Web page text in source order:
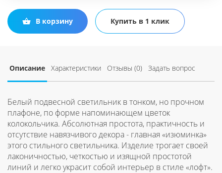
В корзину Купить в 1 клик
Описание Характеристики Отзывы (0) Задать вопрос
Белый подвесной светильник в тонком, но прочном
плафоне, по форме напоминающем цветок
колокольчика. Абсолютная простота, практичность и
отсутствие навязчивого декора - главная «изюминка»
этого стильного светильника. Изделие трогает своей
лаконичностью, четкостью и изящной простотой
линий и легко украсит собой интерьер в стиле «лофт».